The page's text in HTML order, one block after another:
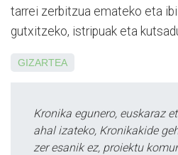
ta­rrei zerbitzua emateko eta
gutxitzeko, istripuak eta
GIZARTEA
Kronika egunero, euskaraz
ahal izateko, Kronikakide
zer esanik ez, proiektu